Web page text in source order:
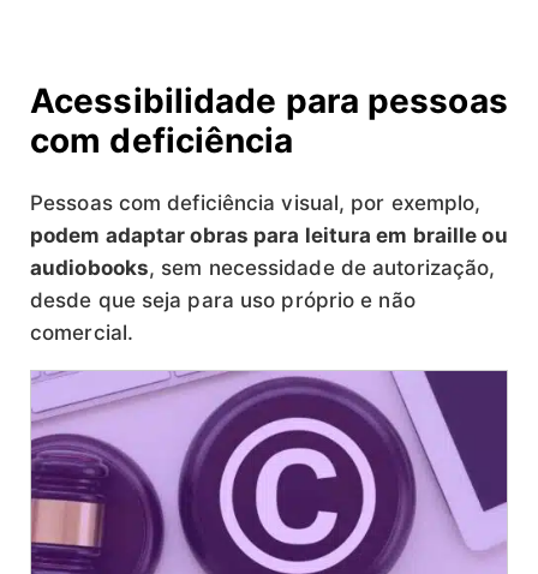
Acessibilidade para pessoas
com deficiência
Pessoas com deficiência visual, por exemplo,
podem adaptar obras para leitura em braille ou
audiobooks, sem necessidade de autorização,
desde que seja para uso próprio e não
comercial.